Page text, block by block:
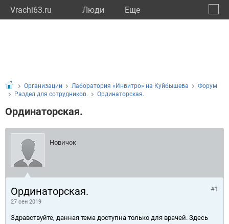
Vrachi63.ru Люди Eще
Организации Лаборатория «Инвитро» на Куйбышева
Форум
Раздел для сотрудников.
Ординаторская.
Ординаторская.
Новичок
Ординаторская.
27 сен 2019
#1
Здравствуйте, данная тема доступна только для врачей. Здесь